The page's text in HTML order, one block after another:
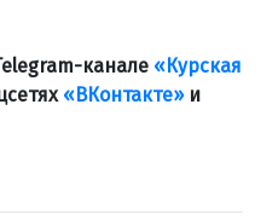
канале «Курская
«ВКонтакте»и